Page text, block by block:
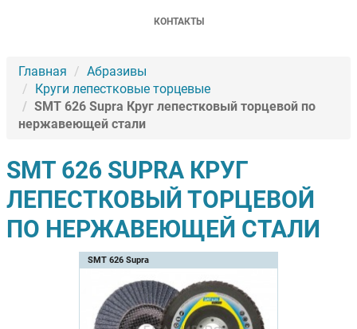
КОНТАКТЫ
Главная
Абразивы
Круги лепестковые торцевые
SMT 626 Supra Круг лепестковый торцевой по
нержавеющей стали
SMT 626 SUPRA КРУГ
ЛЕПЕСТКОВЫЙ ТОРЦЕВОЙ
ПО НЕРЖАВЕЮЩЕЙ СТАЛИ
SMT 626 Supra